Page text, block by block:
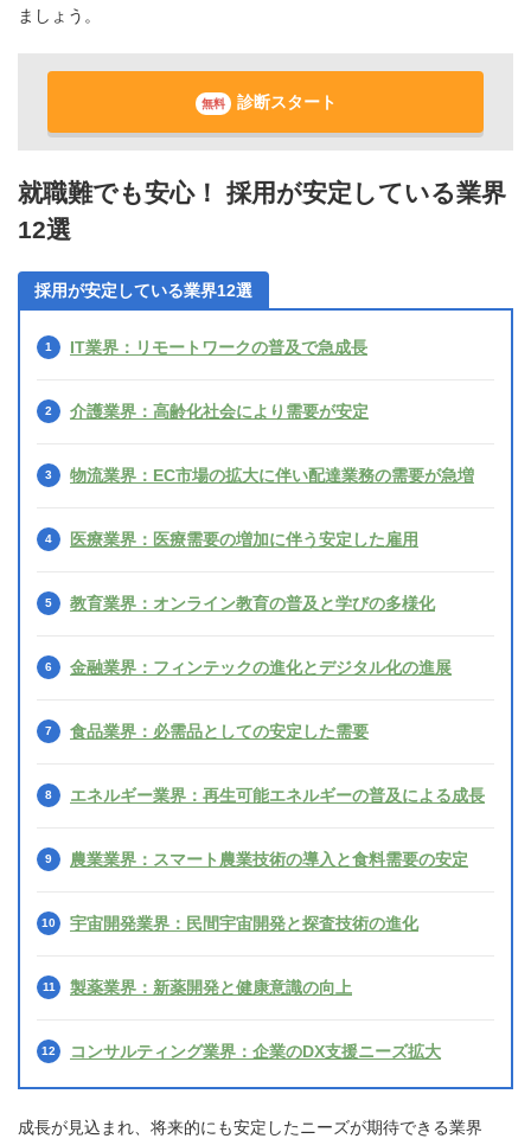
ましょう。
無料 診断スタート
就職難でも安心！ 採用が安定している業界
12選
採用が安定している業界12選
IT業界：リモートワークの普及で急成長
介護業界：高齢化社会により需要が安定
物流業界：EC市場の拡大に伴い配達業務の需要が急増
医療業界：医療需要の増加に伴う安定した雇用
教育業界：オンライン教育の普及と学びの多様化
金融業界：フィンテックの進化とデジタル化の進展
食品業界：必需品としての安定した需要
エネルギー業界：再生可能エネルギーの普及による成長
農業業界：スマート農業技術の導入と食料需要の安定
宇宙開発業界：民間宇宙開発と探査技術の進化
製薬業界：新薬開発と健康意識の向上
コンサルティング業界：企業のDX支援ニーズ拡大
成長が見込まれ、将来的にも安定したニーズが期待できる業界